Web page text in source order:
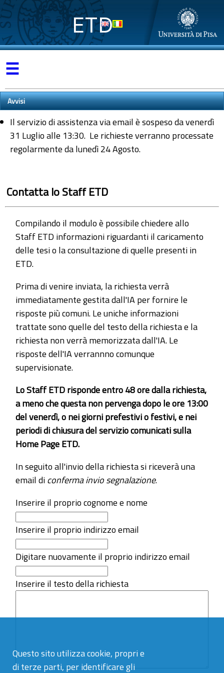
Questo sito utilizza cookie, propri e
di terze parti, per identificare gli
ETD
☰
Avvisi
Il servizio di assistenza via email è sospeso da venerdì
31 Luglio alle 13:30. Le richieste verranno processate
regolarmente da lunedì 24 Agosto.
Contatta lo Staff ETD
Compilando il modulo è possibile chiedere allo
Staff ETD informazioni riguardanti il caricamento
delle tesi o la consultazione di quelle presenti in
ETD.
Prima di venire inviata, la richiesta verrà
immediatamente gestita dall'IA per fornire le
risposte più comuni. Le uniche informazioni
trattate sono quelle del testo della richiesta e la
richiesta non verrà memorizzata dall'IA. Le
risposte dell'IA verrannno comunque
supervisionate.
Lo Staff ETD risponde entro 48 ore dalla richiesta,
a meno che questa non pervenga dopo le ore 13:00
del venerdì, o nei giorni prefestivi o festivi, e nei
periodi di chiusura del servizio comunicati sulla
Home Page ETD.
In seguito all'invio della richiesta si riceverà una
email diconferma invio segnalazione.
Inserire il proprio cognome e nome
Inserire il proprio indirizzo email
Digitare nuovamente il proprio indirizzo email
Inserire il testo della richiesta